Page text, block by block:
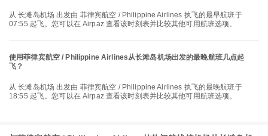
从 长滩岛机场 出发由 菲律宾航空 / Philippine Airlines 执飞的最早航班于
07:55 起飞。您可以在 Airpaz 查看该时刻表并比较其他可用航班选项。
使用菲律宾航空 / Philippine Airlines从长滩岛机场出发的最晚航班几点起
飞？
从 长滩岛机场 出发由 菲律宾航空 / Philippine Airlines 执飞的最晚航班于
18:55 起飞。您可以在 Airpaz 查看该时刻表并比较其他可用航班选项。